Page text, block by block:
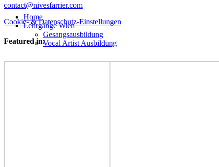
Facebook
YouTube
Instagram
contact@nivesfarrier.com
Cookie- & Datenschutz-Einstellungen
Featured in:
Hoch
scrollenHome
Lehrgänge Wien
Gesangsausbildung
Vocal Artist Ausbildung